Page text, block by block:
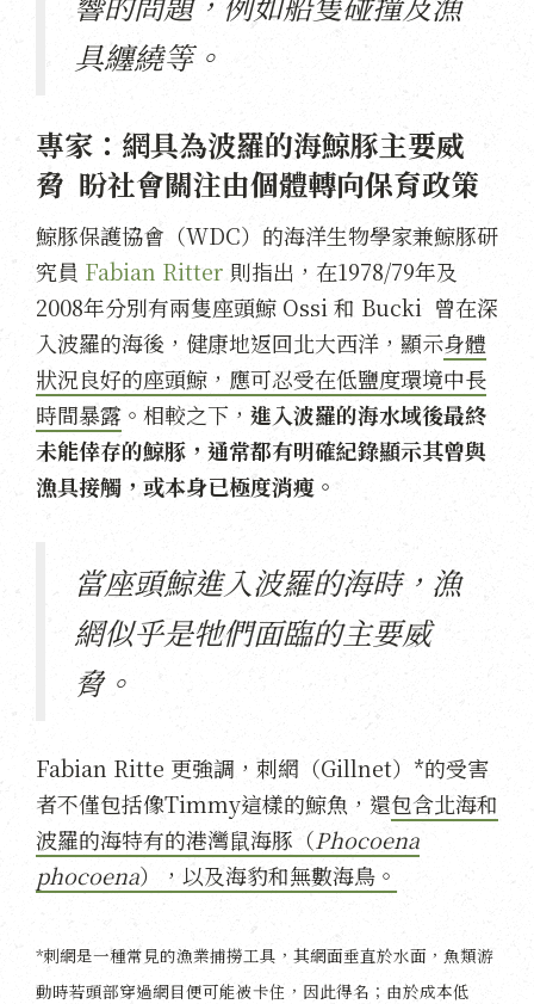
具纏繞等。
專家：網具為波羅的海鯨豚主要威
脅 盼社會關注由個體轉向保育政策
鯨豚保護協會（WDC）的海洋生物學家兼鯨豚研
究員 Fabian Ritter 則指出，在1978/79年及
2008年分別有兩隻座頭鯨 Ossi 和 Bucki 曾在深
入波羅的海後，健康地返回北大西洋，顯示身體
狀況良好的座頭鯨，應可忍受在低鹽度環境中長
時間暴露 。相較之下， 進入波羅的海水域後最終
未能倖存的鯨豚，通常都有明確紀錄顯示其曾與
漁具接觸，或本身已極度消瘦。
當座頭鯨進入波羅的海時，漁
網似乎是牠們面臨的主要威
脅。
Fabian Ritte 更強調，刺網（Gillnet）*的受害
者不僅包括像Timmy這樣的鯨魚，還包含北海和
波羅的海特有的港灣鼠海豚（Phocoena
phocoena），以及海豹和無數海鳥。
*刺網是一種常見的漁業捕撈工具，其網面垂直於水面，魚類游
動時若頭部穿過網目便可能被卡住，因此得名；由於成本低